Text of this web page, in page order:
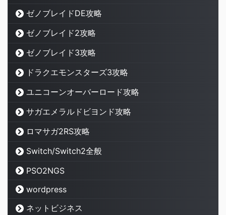
ゼノブレイドDE攻略
ゼノブレイド2攻略
ゼノブレイド3攻略
ドラクエモンスターズ3攻略
ユニコーンオーバーロード攻略
サガエメラルドビヨンド攻略
ロマサガ2RS攻略
Switch/Switch2全般
PSO2NGS
wordpress
ネットビジネス